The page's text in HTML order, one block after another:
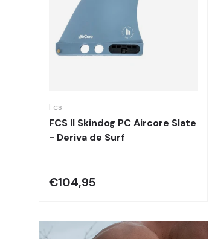
Fcs
FCS II Skindog PC Aircore Slate
- Deriva de Surf
€104,95